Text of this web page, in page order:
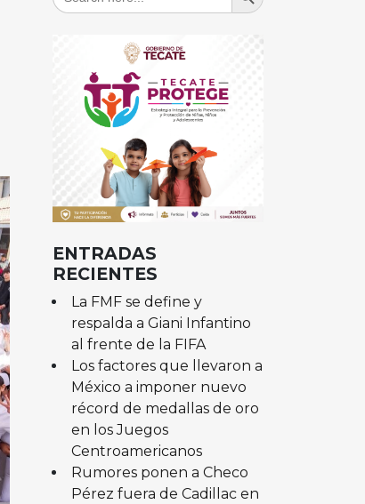
ENTRADAS
RECIENTES
La FMF se define y
respalda a Giani Infantino
al frente de la FIFA
Los factores que llevaron a
México a imponer nuevo
récord de medallas de oro
en los Juegos
Centroamericanos
Rumores ponen a Checo
Pérez fuera de Cadillac en